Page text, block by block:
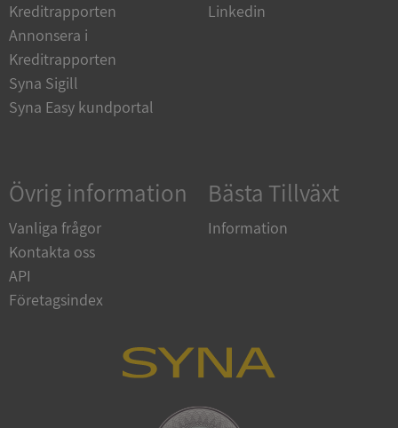
Kreditrapporten
Annonsera i
Kreditrapporten
Syna Sigill
Syna Easy kundportal
Linkedin
Övrig information
Vanliga frågor
Kontakta oss
API
Företagsindex
Bästa Tillväxt
Information
ASP.NET_SessionId
Microsoft
Corporation
de.syna.se